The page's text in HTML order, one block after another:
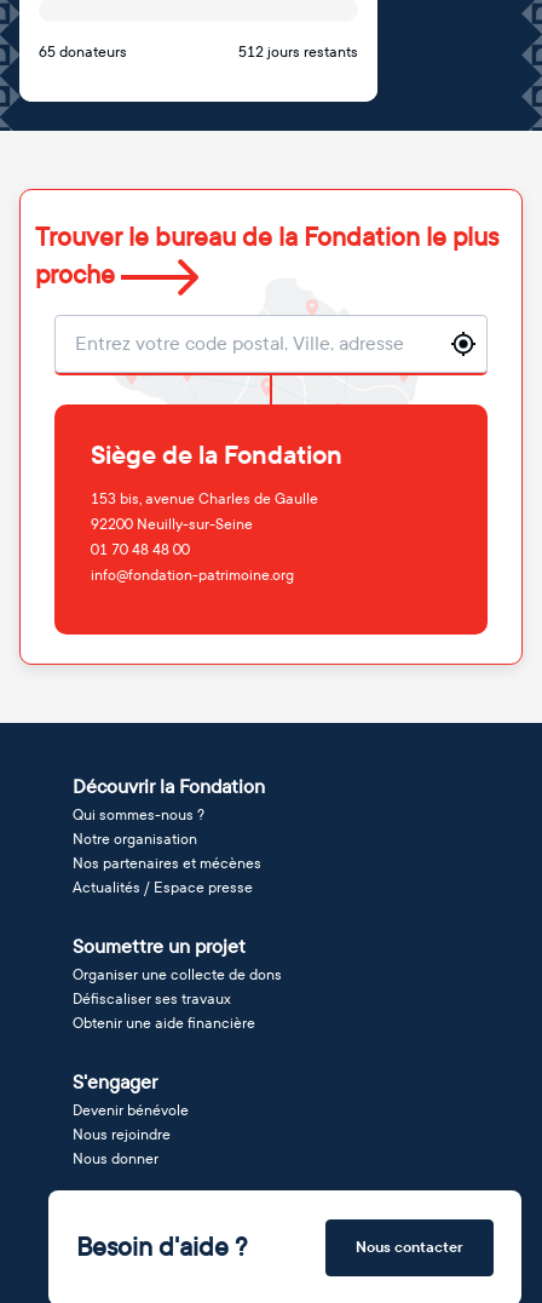
65 donateurs 512 jours restants
Trouver le bureau de la Fondation le plus
proche
Localisation
Siège de la Fondation
153 bis, avenue Charles de Gaulle
92200 Neuilly-sur-Seine
01 70 48 48 00
info@fondation-patrimoine.org
Découvrir la Fondation
Qui sommes-nous ?
Notre organisation
Nos partenaires et mécènes
Actualités / Espace presse
Soumettre un projet
Organiser une collecte de dons
Défiscaliser ses travaux
Obtenir une aide financière
S'engager
Devenir bénévole
Nous rejoindre
Nous donner
Besoin d'aide ? Nous contacter